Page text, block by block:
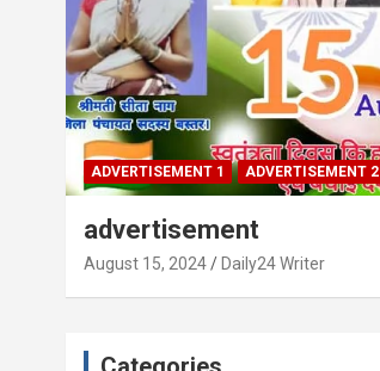
ADVERTISEMENT 1 ADVERTISEMENT 2
advertisement
August 15, 2024 Daily24 Writer